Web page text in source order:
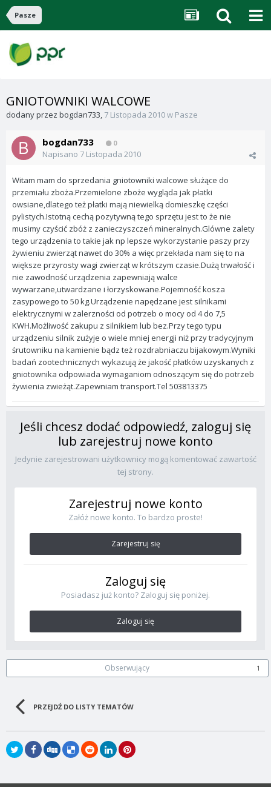
Pasze
GNIOTOWNIKI WALCOWE
dodany przez bogdan733, 7 Listopada 2010w Pasze
bogdan733 0
Napisano 7 Listopada 2010
Witam mam do sprzedania gniotowniki walcowe służące do
przemiału zboża.Przemielone zboże wygląda jak płatki
owsiane,dlatego też płatki mają niewielką domieszkę części
pylistych.Istotną cechą pozytywną tego sprzętu jest to że nie
musimy czyścić zbóż z zanieczyszczeń mineralnych.Glówne zalety
tego urządzenia to takie jak np lepsze wykorzystanie paszy przy
żywieniu zwierząt nawet do 30% a więc przekłada nam się to na
większe przyrosty wagi zwierząt w krótszym czasie.Dużą trwałość i
nie zawodność urządzenia zapewniają walce
wywarzane,utwardzane i łorzyskowane.Pojemność kosza
zasypowego to 50 kg.Urządzenie napędzane jest silnikami
elektrycznymi w zalerzności od potrzeb o mocy od 4 do 7,5
KWH.Możliwość zakupu z silnikiem lub bez.Przy tego typu
urządzeniu silnik zużyje o wiele mniej energji niż przy tradycyjnym
śrutowniku na kamienie bądz też rozdrabniaczu bijakowym.Wyniki
badań zootechnicznych wykazują że jakość płatków uzyskanych z
gniotownika odpowiada wymaganiom odnoszącym się do potrzeb
żywienia zwieżąt.Zapewniam transport.Tel 503813375
Jeśli chcesz dodać odpowiedź, zaloguj się
lub zarejestruj nowe konto
Jedynie zarejestrowani użytkownicy mogą komentować zawartość
tej strony.
Zarejestruj nowe konto
Załóż nowe konto. To bardzo proste!
Zarejestruj się
Zaloguj się
Posiadasz już konto? Zaloguj się poniżej.
Zaloguj się
Obserwujący 1
PRZEJDŹ DO LISTY TEMATÓW